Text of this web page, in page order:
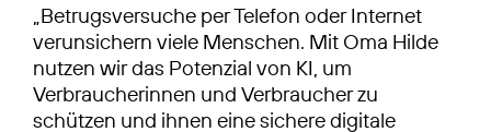
„Betrugsversuche per Telefon oder Internet
verunsichern viele Menschen. Mit Oma Hilde
nutzen wir das Potenzial von KI, um
Verbraucherinnen und Verbraucher zu
schützen und ihnen eine sichere digitale